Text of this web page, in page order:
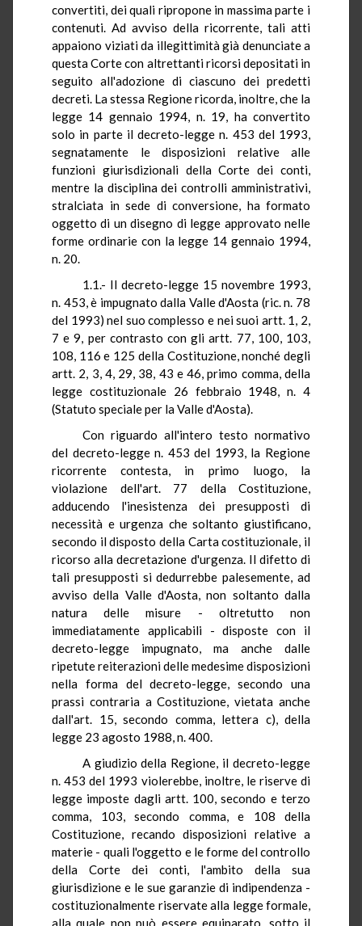
convertiti, dei quali ripropone in massima parte i
contenuti. Ad avviso della ricorrente, tali atti
appaiono viziati da illegittimità già denunciate a
questa Corte con altrettanti ricorsi depositati in
seguito all'adozione di ciascuno dei predetti
decreti. La stessa Regione ricorda, inoltre, che la
legge 14 gennaio 1994, n. 19, ha convertito
solo in parte il decreto-legge n. 453 del 1993,
segnatamente le disposizioni relative alle
funzioni giurisdizionali della Corte dei conti,
mentre la disciplina dei controlli amministrativi,
stralciata in sede di conversione, ha formato
oggetto di un disegno di legge approvato nelle
forme ordinarie con la legge 14 gennaio 1994,
n. 20.
1.1.- Il decreto-legge 15 novembre 1993,
n. 453, è impugnato dalla Valle d'Aosta (ric. n. 78
del 1993) nel suo complesso e nei suoi artt. 1, 2,
7 e 9, per contrasto con gli artt. 77, 100, 103,
108, 116 e 125 della Costituzione, nonché degli
artt. 2, 3, 4, 29, 38, 43 e 46, primo comma, della
legge costituzionale 26 febbraio 1948, n. 4
(Statuto speciale per la Valle d'Aosta).
Con riguardo all'intero testo normativo
del decreto-legge n. 453 del 1993, la Regione
ricorrente contesta, in primo luogo, la
violazione dell'art. 77 della Costituzione,
adducendo l'inesistenza dei presupposti di
necessità e urgenza che soltanto giustificano,
secondo il disposto della Carta costituzionale, il
ricorso alla decretazione d'urgenza. Il difetto di
tali presupposti si dedurrebbe palesemente, ad
avviso della Valle d'Aosta, non soltanto dalla
natura delle misure - oltretutto non
immediatamente applicabili - disposte con il
decreto-legge impugnato, ma anche dalle
ripetute reiterazioni delle medesime disposizioni
nella forma del decreto-legge, secondo una
prassi contraria a Costituzione, vietata anche
dall'art. 15, secondo comma, lettera c), della
legge 23 agosto 1988, n. 400.
A giudizio della Regione, il decreto-legge
n. 453 del 1993 violerebbe, inoltre, le riserve di
legge imposte dagli artt. 100, secondo e terzo
comma, 103, secondo comma, e 108 della
Costituzione, recando disposizioni relative a
materie - quali l'oggetto e le forme del controllo
della Corte dei conti, l'ambito della sua
giurisdizione e le sue garanzie di indipendenza -
costituzionalmente riservate alla legge formale,
alla quale non può essere equiparato, sotto il